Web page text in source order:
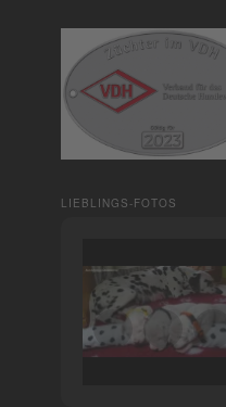
LIEBLINGS-FOTOS